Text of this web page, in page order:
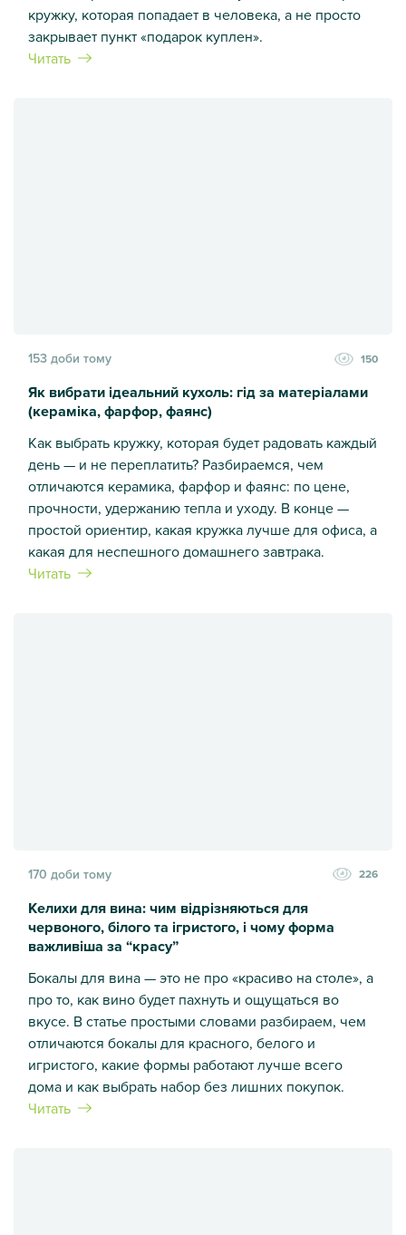
кружку, которая попадает в человека, а не просто
закрывает пункт «подарок куплен».
Читать
153 доби тому 150
Як вибрати ідеальний кухоль: гід за матеріалами
(кераміка, фарфор, фаянс)
Как выбрать кружку, которая будет радовать каждый
день — и не переплатить? Разбираемся, чем
отличаются керамика, фарфор и фаянс: по цене,
прочности, удержанию тепла и уходу. В конце —
простой ориентир, какая кружка лучше для офиса, а
какая для неспешного домашнего завтрака.
Читать
170 доби тому 226
Келихи для вина: чим відрізняються для
червоного, білого та ігристого, і чому форма
важливіша за “красу”
Бокалы для вина — это не про «красиво на столе», а
про то, как вино будет пахнуть и ощущаться во
вкусе. В статье простыми словами разбираем, чем
отличаются бокалы для красного, белого и
игристого, какие формы работают лучше всего
дома и как выбрать набор без лишних покупок.
Читать